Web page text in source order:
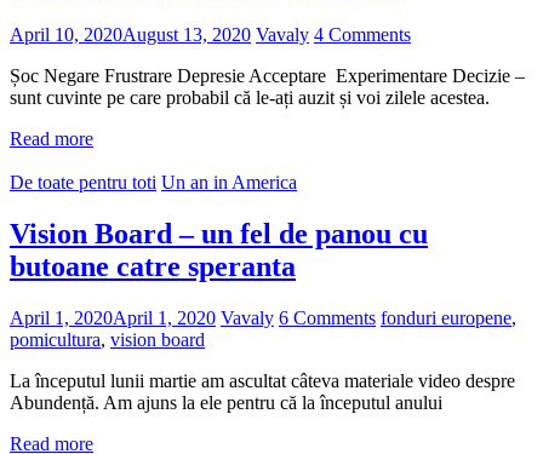
April 10, 2020August 13, 2020 Vavaly 4 Comments
Șoc Negare Frustrare Depresie Acceptare Experimentare Decizie –
sunt cuvinte pe care probabil că le-ați auzit și voi zilele acestea.
Read more
De toate pentru toti Un an in America
Vision Board – un fel de panou cu
butoane catre speranta
April 1, 2020April 1, 2020 Vavaly 6 Comments fonduri europene,
pomicultura, vision board
La începutul lunii martie am ascultat câteva materiale video despre
Abundență. Am ajuns la ele pentru că la începutul anului
Read more